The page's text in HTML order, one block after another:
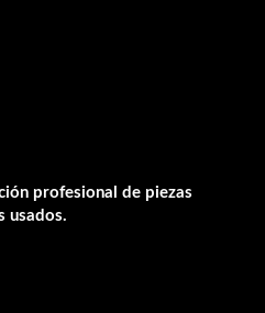
profesional de piezas
usados.